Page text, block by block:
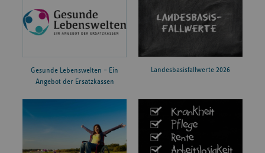
Gesunde Lebenswelten – Ein
Angebot der Ersatzkassen
Landesbasisfallwerte 2026